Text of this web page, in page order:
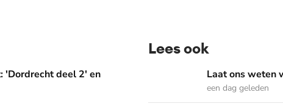
2' en 'Het Woord dat in ons werkt'
'Dordrecht deel 2' en
Lees ook
Laat ons weten welke Psalm
Laat ons weten
een dag geleden